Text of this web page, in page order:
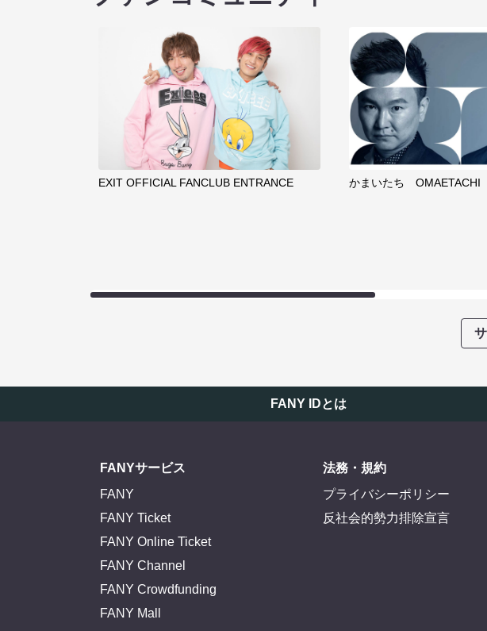
EXIT OFFICIAL FANCLUB ENTRANCE
かまいたち OMAETACHI
FANY IDとは
FANYサービス
FANY
FANY Ticket
FANY Online Ticket
FANY Channel
FANY Crowdfunding
FANY Mall
法務・規約
プライバシーポリシー
反社会的勢力排除宣言